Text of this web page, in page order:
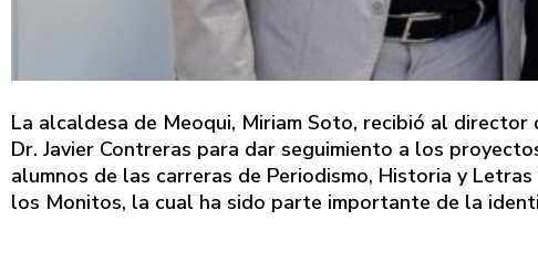
La alcaldesa de Meoqui, Miriam Soto, recibió al
Dr. Javier Contreras para dar seguimiento a los
alumnos de las carreras de Periodismo, Historia y
los Monitos, la cual ha sido parte importante de la